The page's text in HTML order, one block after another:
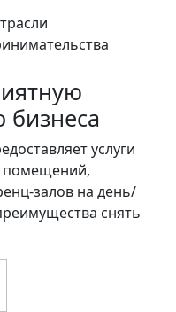
бизнеса
услуги
помещений,
залов на день/
снять